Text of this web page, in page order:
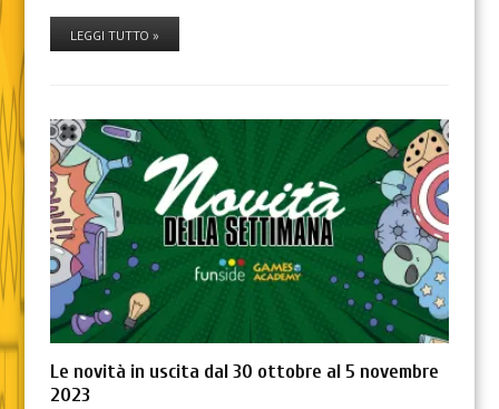
LEGGI TUTTO »
Le novità in uscita dal 30 ottobre al 5 novembre
2023